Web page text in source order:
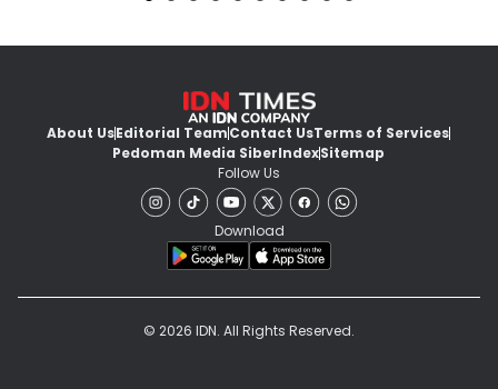
About UsEditorial TeamContact UsTerms of Services
Pedoman Media SiberIndexSitemap
Follow Us
Download
© 2026 IDN. All Rights Reserved.